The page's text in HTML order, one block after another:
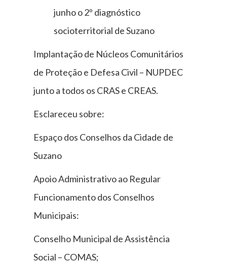
junho o 2º diagnóstico
socioterritorial de Suzano
Implantação de Núcleos Comunitários
de Proteção e Defesa Civil – NUPDEC
junto a todos os CRAS e CREAS.
Esclareceu sobre:
Espaço dos Conselhos da Cidade de
Suzano
Apoio Administrativo ao Regular
Funcionamento dos Conselhos
Municipais:
Conselho Municipal de Assistência
Social – COMAS;